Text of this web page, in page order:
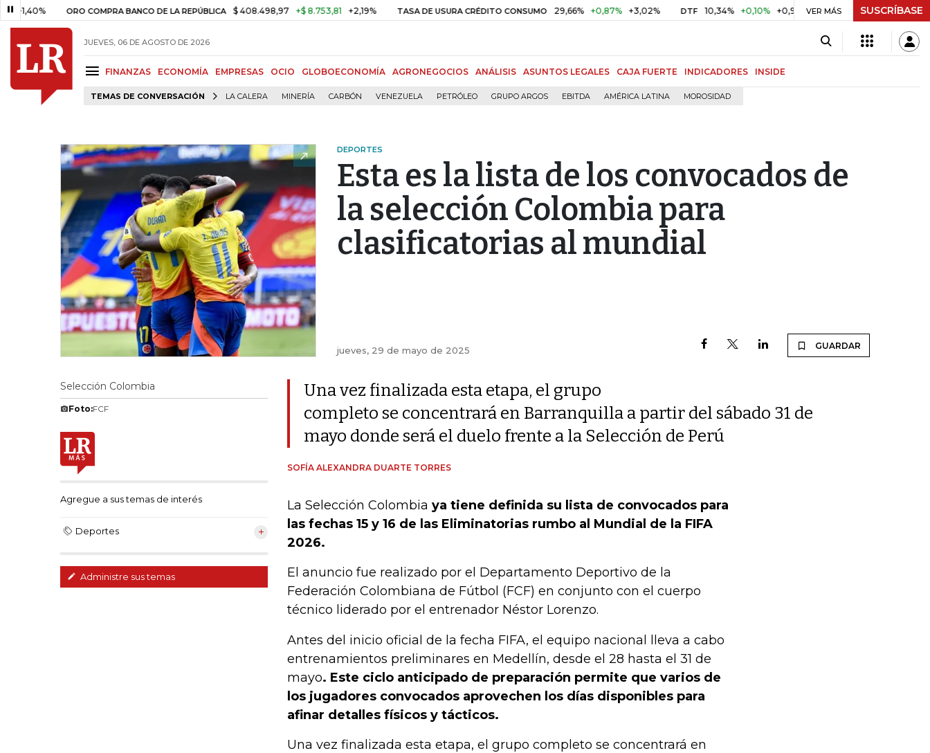
ORO COMPRA BANCO DE LA REPÚBLICA $ 408.498,97 +$ 8.753,81 +2,19% TASA DE USURA CRÉDITO CONSUMO 29,66% +0,87% +3,02% DTF 10,34% +0,10% +0,98% UVR $ 416,86 +$ 0,05 +0,01%
VER MÁS SUSCRÍBASE
JUEVES, 06 DE AGOSTO DE 2026
FINANZAS ECONOMÍA EMPRESAS OCIO GLOBOECONOMÍA AGRONEGOCIOS ANÁLISIS ASUNTOS LEGALES CAJA FUERTE INDICADORES INSIDE
TEMAS DE CONVERSACIÓN LA CALERA MINERÍA CARBÓN VENEZUELA PETRÓLEO GRUPO ARGOS EBITDA AMÉRICA LATINA MOROSIDAD
DEPORTES
Esta es la lista de los convocados de
la selección Colombia para
clasificatorias al mundial
jueves, 29 de mayo de 2025 GUARDAR
Selección Colombia
Foto:FCF
Agregue a sus temas de interés
Deportes
Administre sus temas
Una vez finalizada esta etapa, el grupo
completo se concentrará en Barranquilla a partir del sábado 31 de
mayo donde será el duelo frente a la Selección de Perú
SOFÍA ALEXANDRA DUARTE TORRES
La Selección Colombia ya tiene definida su lista de convocados para
las fechas 15 y 16 de las Eliminatorias rumbo al Mundial de la FIFA
2026.
El anuncio fue realizado por el Departamento Deportivo de la
Federación Colombiana de Fútbol (FCF) en conjunto con el cuerpo
técnico liderado por el entrenador Néstor Lorenzo.
Antes del inicio oficial de la fecha FIFA, el equipo nacional lleva a cabo
entrenamientos preliminares en Medellín, desde el 28 hasta el 31 de
mayo. Este ciclo anticipado de preparación permite que varios de
los jugadores convocados aprovechen los días disponibles para
afinar detalles físicos y tácticos.
Una vez finalizada esta etapa, el grupo completo se concentrará en